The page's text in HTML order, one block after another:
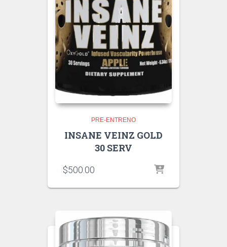
PRE-ENTRENO
INSANE VEINZ GOLD
30 SERV
$500.00